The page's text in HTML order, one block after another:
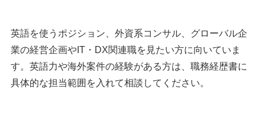
英語を使うポジション、外資系コンサル、グローバル企
業の経営企画やIT・DX関連職を見たい方に向いていま
す。英語力や海外案件の経験がある方は、職務経歴書に
具体的な担当範囲を入れて相談してください。